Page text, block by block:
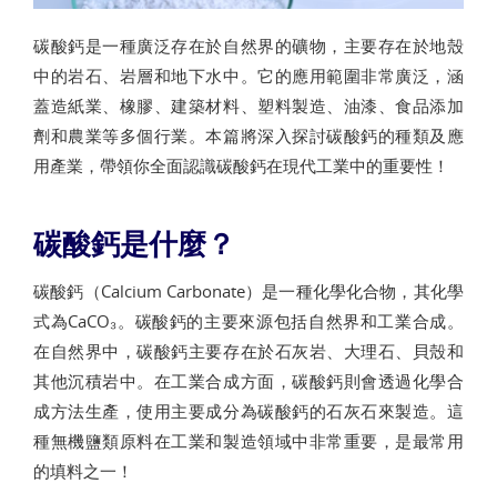
碳酸鈣是一種廣泛存在於自然界的礦物，主要存在於地殼
中的岩石、岩層和地下水中。它的應用範圍非常廣泛，涵
蓋造紙業、橡膠、建築材料、塑料製造、油漆、食品添加
劑和農業等多個行業。本篇將深入探討碳酸鈣的種類及應
用產業，帶領你全面認識碳酸鈣在現代工業中的重要性！
碳酸鈣是什麼？
碳酸鈣（Calcium Carbonate）是一種化學化合物，其化學
式為CaCO₃。碳酸鈣的主要來源包括自然界和工業合成。
在自然界中，碳酸鈣主要存在於石灰岩、大理石、貝殼和
其他沉積岩中。在工業合成方面，碳酸鈣則會透過化學合
成方法生產，使用主要成分為碳酸鈣的石灰石來製造。這
種無機鹽類原料在工業和製造領域中非常重要，是最常用
的填料之一！